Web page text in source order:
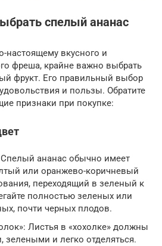
спелый ананас
настоящему вкусного и
фреша, крайне важно выбрать
фрукт. Его правильный выбор
и пользы. Обратите
признаки при покупке:
ананас обычно имеет
или оранжево-коричневый
переходящий в зеленый к
полностью зеленых или
почти черных плодов.
Листья в «хохолке» должны
зелеными и легко отделяться.